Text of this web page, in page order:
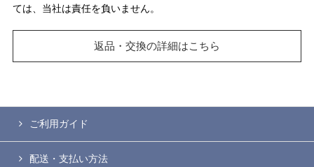
ては、当社は責任を負いません。
返品・交換の詳細はこちら
ご利用ガイド
配送・支払い方法